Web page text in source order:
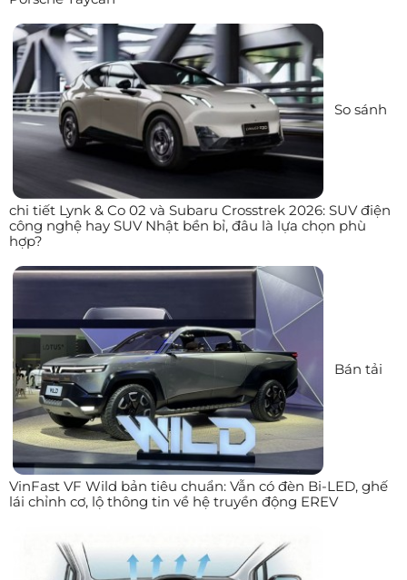
So sánh
chi tiết Lynk & Co 02 và Subaru Crosstrek 2026: SUV điện
công nghệ hay SUV Nhật bền bỉ, đâu là lựa chọn phù
hợp?
Bán tải
VinFast VF Wild bản tiêu chuẩn: Vẫn có đèn Bi-LED, ghế
lái chỉnh cơ, lộ thông tin về hệ truyền động EREV